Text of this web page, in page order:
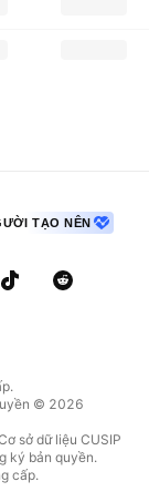
TẠO NÊN
© 2026
sở dữ liệu CUSIP
ký bản quyền.
cấp.